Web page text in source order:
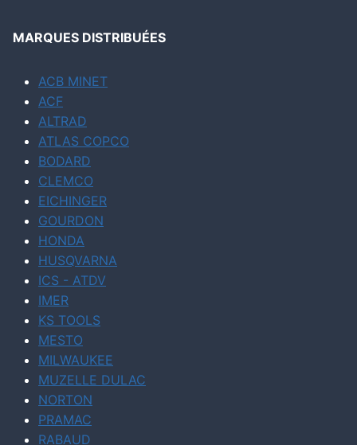
MARQUES DISTRIBUÉES
ACB MINET
ACF
ALTRAD
ATLAS COPCO
BODARD
CLEMCO
EICHINGER
GOURDON
HONDA
HUSQVARNA
ICS - ATDV
IMER
KS TOOLS
MESTO
MILWAUKEE
MUZELLE DULAC
NORTON
PRAMAC
RABAUD